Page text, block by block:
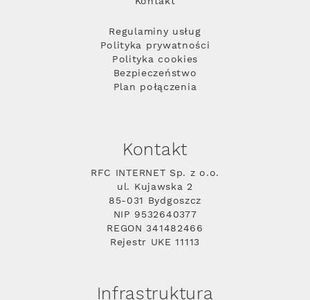
Regulaminy usług
Polityka prywatności
Polityka cookies
Bezpieczeństwo
Plan połączenia
Kontakt
RFC INTERNET Sp. z o.o.
ul. Kujawska 2
85-031 Bydgoszcz
NIP 9532640377
REGON 341482466
Rejestr UKE 11113
Infrastruktura